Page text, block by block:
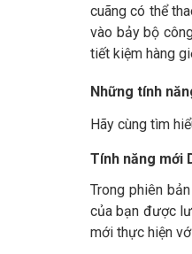
cuãng có thể
vào bảy bộ
tiết kiệm hàng
Những tính
Hãy cùng tìm
Tính năng mới
Trong phiên
của bạn được
mới thực hiện